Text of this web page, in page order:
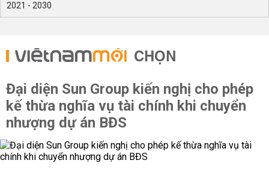
2021 - 2030
CHỌN
Đại diện Sun Group kiến nghị cho phép
kế thừa nghĩa vụ tài chính khi chuyển
nhượng dự án BĐS